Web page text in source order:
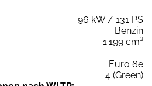
96 kW / 131 PS
Benzin
1.199 cm³
Euro 6e
4 (Green)